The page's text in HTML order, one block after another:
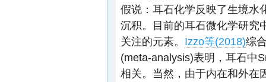
假说：耳石化学反映了生境水
沉积。目前的耳石微化学研究
关注的元素。 Izzo等(2018)综
(meta-analysis)表明，耳石中
相关。当然，由于内在和外在